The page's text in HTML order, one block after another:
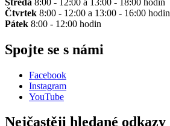
Čtvrtek 8:00 - 12:00 a 13:00 - 16:00 hodin
Pátek 8:00 - 12:00 hodin
Spojte se s námi
Facebook
Instagram
YouTube
Nejčastěji hledané odkazy